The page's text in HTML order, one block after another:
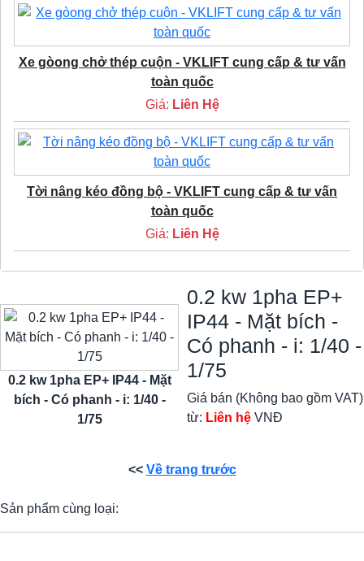
Xe gòong chở thép cuộn - VKLIFT cung cấp & tư vấn
toàn quốc
Giá: Liên Hệ
Tời nâng kéo đồng bộ - VKLIFT cung cấp & tư vấn
toàn quốc
Giá: Liên Hệ
0.2 kw 1pha EP+ IP44 - Mặt
bích - Có phanh - i: 1/40 -
1/75
0.2 kw 1pha EP+
IP44 - Mặt bích -
Có phanh - i: 1/40 -
1/75
Giá bán (Không bao gồm VAT)
từ: Liên hệ VNĐ
<< Về trang trước
Sản phẩm cùng loại: